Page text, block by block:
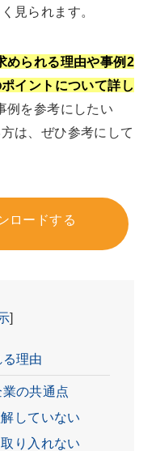
見られます。
められる理由や事例2
イントについて詳し
例を参考にしたい
は、ぜひ参考にして
ロードする
]
理由
の共通点
していない
り入れない